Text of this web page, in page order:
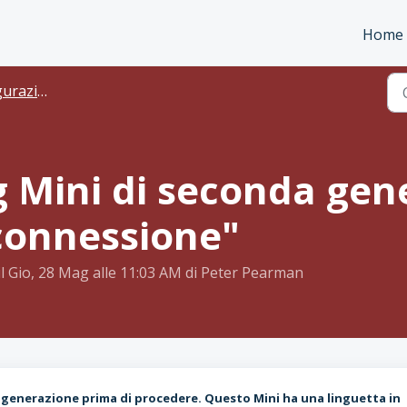
Home
localizzatore
Mini di seconda
28 Mag alle 11:03 AM di Peter Pearman
prima di procedere. Questo Mini ha una linguetta in